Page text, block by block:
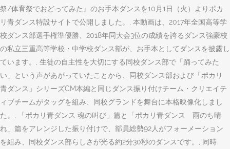
祭/体育祭でおどってみた』のお手本ダンスを10月1日（火）よりポカ
リ青ダンス特設サイトで公開しました。, 本動画は、2017年全国高等学
校ダンス部選手権準優勝、2018年同大会3位の成績を誇るダンス強豪校
の私立三重高等学校・中学校ダンス部が、お手本としてダンスを披露し
ています。, 生徒の自主性を大切にする同校ダンス部で「踊ってみた
い」という声があがっていたことから、同校ダンス部および「ポカリ
青ダンス」シリーズCM本編と同じダンス振り付けチーム・クリエイテ
ィブチームがタッグを組み、同校グランドを舞台に本格映像化しまし
た。, 「ポカリ青ダンス 魂の叫び」篇と「ポカリ青ダンス 雨のち晴
れ」篇をアレンジした振り付けで、部員総勢92人がフォーメーション
を組み、同校ダンス部らしさが光る約2分30秒のダンスです。, 同時